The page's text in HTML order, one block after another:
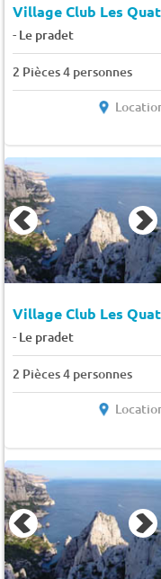
Village Club Les
- Le pradet
2 Pièces 4 personnes
Village Club Les
- Le pradet
2 Pièces 4 personnes